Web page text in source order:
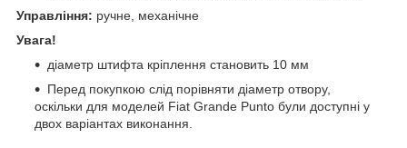
Управління: ручне, механічне
Увага!
діаметр штифта кріплення становить 10 мм
Перед покупкою слід порівняти діаметр отвору,
оскільки для моделей Fiat Grande Punto були доступні у
двох варіантах виконання.